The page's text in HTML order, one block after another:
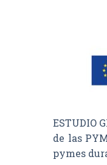
ESTUDIO
de las
pymes